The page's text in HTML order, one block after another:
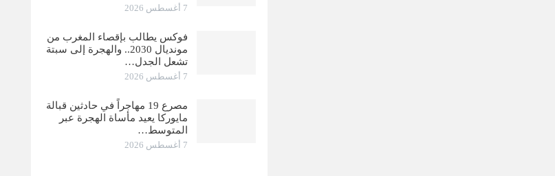
7 أغسطس 2026
فوكس يطالب بإقصاء المغرب من
مونديال 2030.. والهجرة إلى سبتة
تشعل الجدل…
7 أغسطس 2026
مصرع 19 مهاجراً في حادثين قبالة
مايوركا يعيد مأساة الهجرة عبر
المتوسط…
7 أغسطس 2026